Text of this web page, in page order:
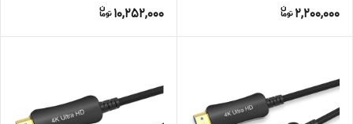
2,200,000
10,252,000